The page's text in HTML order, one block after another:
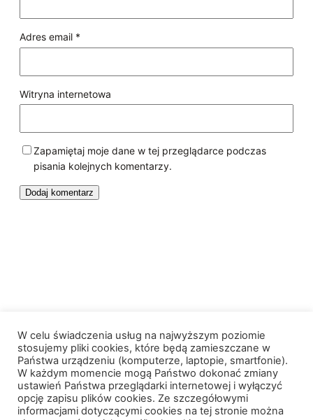
Adres email *
Witryna internetowa
Zapamiętaj moje dane w tej przeglądarce podczas
pisania kolejnych komentarzy.
Facebook Instagram
W celu świadczenia usług na najwyższym poziomie
stosujemy pliki cookies, które będą zamieszczane w
Państwa urządzeniu (komputerze, laptopie, smartfonie).
W każdym momencie mogą Państwo dokonać zmiany
ustawień Państwa przeglądarki internetowej i wyłączyć
opcję zapisu plików cookies. Ze szczegółowymi
informacjami dotyczącymi cookies na tej stronie można